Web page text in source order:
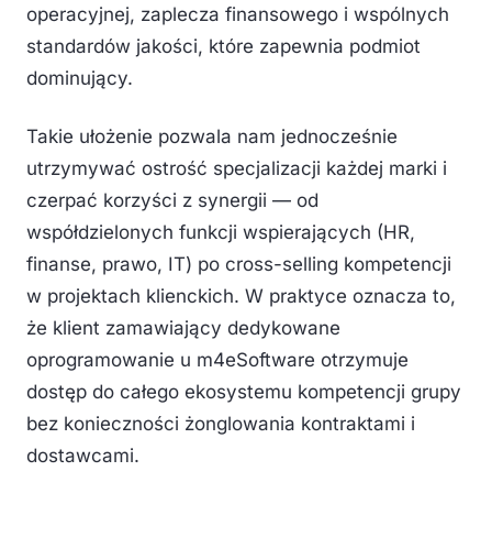
operacyjnej, zaplecza finansowego i wspólnych
standardów jakości, które zapewnia podmiot
dominujący.
Takie ułożenie pozwala nam jednocześnie
utrzymywać ostrość specjalizacji każdej marki i
czerpać korzyści z synergii — od
współdzielonych funkcji wspierających (HR,
finanse, prawo, IT) po cross-selling kompetencji
w projektach klienckich. W praktyce oznacza to,
że klient zamawiający dedykowane
oprogramowanie u m4eSoftware otrzymuje
dostęp do całego ekosystemu kompetencji grupy
bez konieczności żonglowania kontraktami i
dostawcami.